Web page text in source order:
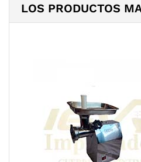
LOS PRODUCTOS